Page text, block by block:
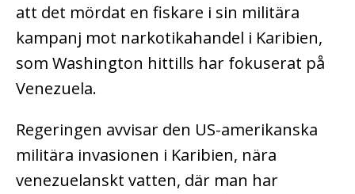
att det mördat en fiskare i sin militära
kampanj mot narkotikahandel i Karibien,
som Washington hittills har fokuserat på
Venezuela.
Regeringen avvisar den US-amerikanska
militära invasionen i Karibien, nära
venezuelanskt vatten, där man har